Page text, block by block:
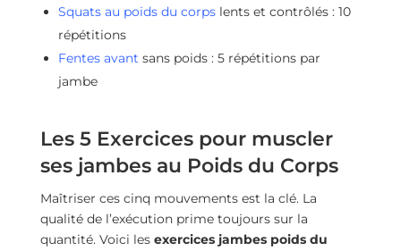
Squats au poids du corpslents et contrôlés : 10
répétitions
Fentes avant sans poids : 5 répétitions par
jambe
Les 5 Exercices pour muscler
ses jambes au Poids du Corps
Maîtriser ces cinq mouvements est la clé. La
qualité de l’exécution prime toujours sur la
quantité. Voici les exercices jambes poids du